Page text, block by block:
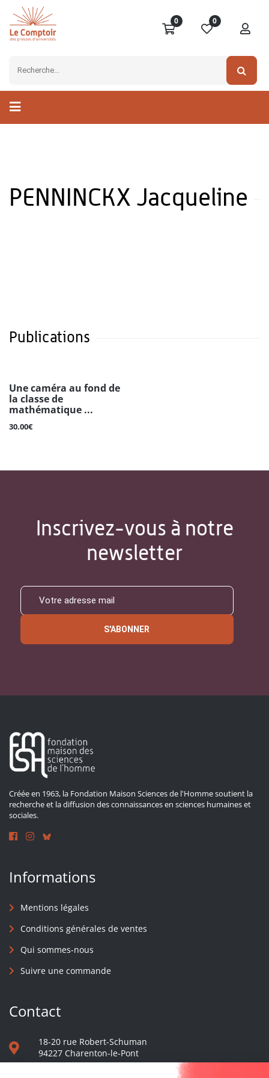
0 0
PENNINCKX Jacqueline
Publications
Une caméra au fond de
la classe de
mathématique ...
30.00€
Inscrivez-vous à notre
newsletter
S'ABONNER
Créée en 1963, la Fondation Maison Sciences de l'Homme soutient la
recherche et la diffusion des connaissances en sciences humaines et
sociales.
Informations
Mentions légales
Conditions générales de ventes
Qui sommes-nous
Suivre une commande
Contact
18-20 rue Robert-Schuman
94227 Charenton-le-Pont